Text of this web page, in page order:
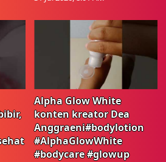
Alpha Glow White
konten kreator Dea
Anggraeni#bodylotion
#AlphaGlowWhite
#bodycare #glowup